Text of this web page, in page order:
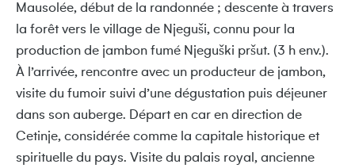
Mausolée, début de la randonnée ; descente à travers
la forêt vers le village de Njeguši, connu pour la
production de jambon fumé Njeguški pršut. (3 h env.).
À l’arrivée, rencontre avec un producteur de jambon,
visite du fumoir suivi d’une dégustation puis déjeuner
dans son auberge. Départ en car en direction de
Cetinje, considérée comme la capitale historique et
spirituelle du pays. Visite du palais royal, ancienne